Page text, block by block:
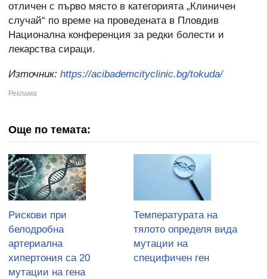
отличен с първо място в категорията „Клиничен
случай“ по време на проведената в Пловдив
Национална конференция за редки болести и
лекарства сираци.
Източник: https://acibademcityclinic.bg/tokuda/
Още по темата:
Рискови при
белодробна
артериална
хипертония са 20
мутации на гена
Температурата на
тялото определя вида
мутации на
специфичен ген